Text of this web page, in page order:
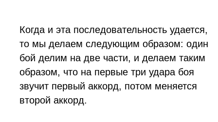
Когда и эта последовательность удается,
то мы делаем следующим образом: один
бой делим на две части, и делаем таким
образом, что на первые три удара боя
звучит первый аккорд, потом меняется
второй аккорд.